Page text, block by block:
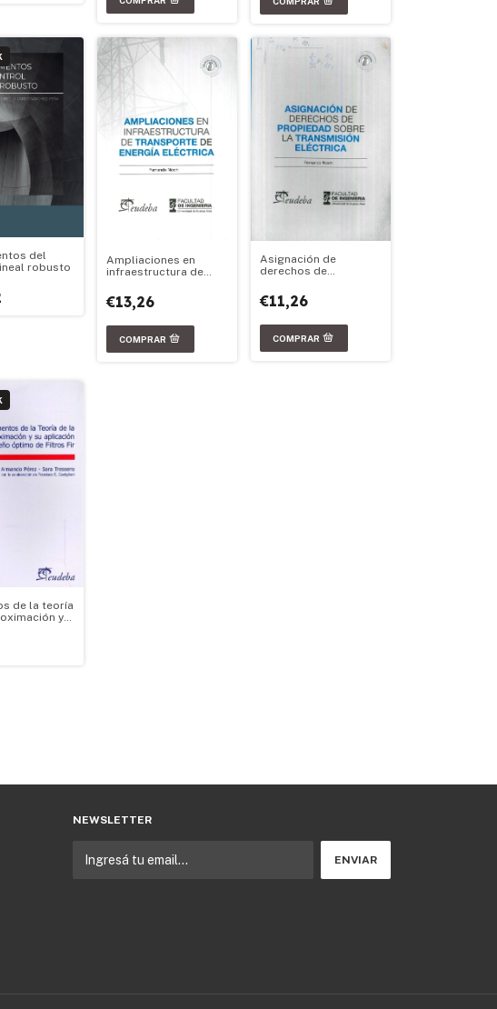
del
robusto
Ampliaciones en
infraestructura de
eléctrica
€13,26
Asignación de
derechos de
trasmisión eléctrica
€11,26
de la teoría
y
de
NEWSLETTER